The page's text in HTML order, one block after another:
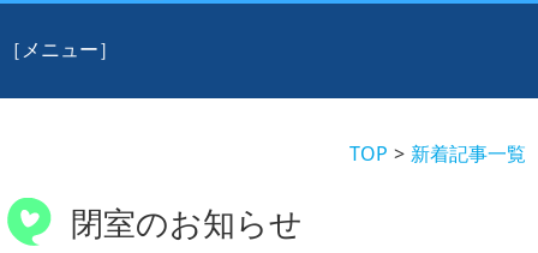
［メニュー］
TOP 新着記事一覧
閉室のお知らせ